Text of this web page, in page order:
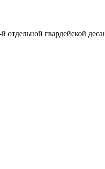
отдельной гвардейской